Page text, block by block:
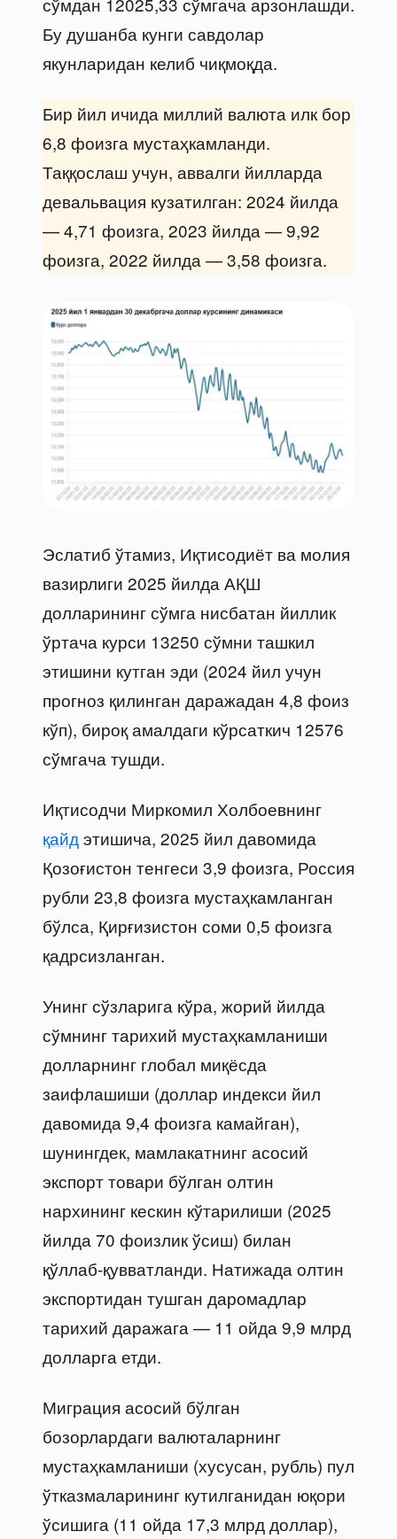
Бу душанба кунги савдолар
якунларидан келиб чиқмоқда.
Бир йил ичида миллий валюта илк бор
6,8 фоизга мустаҳкамланди.
Таққослаш учун, аввалги йилларда
девальвация кузатилган: 2024 йилда
— 4,71 фоизга, 2023 йилда — 9,92
фоизга, 2022 йилда — 3,58 фоизга.
Эслатиб ўтамиз, Иқтисодиёт ва молия
вазирлиги 2025 йилда АҚШ
долларининг сўмга нисбатан йиллик
ўртача курси 13250 сўмни ташкил
этишини кутган эди (2024 йил учун
прогноз қилинган даражадан 4,8 фоиз
кўп), бироқ амалдаги кўрсаткич 12576
сўмгача тушди.
Иқтисодчи Миркомил Холбоевнинг
қайдэтишича, 2025 йил давомида
Қозоғистон тенгеси 3,9 фоизга, Россия
рубли 23,8 фоизга мустаҳкамланган
бўлса, Қирғизистон соми 0,5 фоизга
қадрсизланган.
Унинг сўзларига кўра, жорий йилда
сўмнинг тарихий мустаҳкамланиши
долларнинг глобал миқёсда
заифлашиши (доллар индекси йил
давомида 9,4 фоизга камайган),
шунингдек, мамлакатнинг асосий
экспорт товари бўлган олтин
нархининг кескин кўтарилиши (2025
йилда 70 фоизлик ўсиш) билан
қўллаб-қувватланди. Натижада олтин
экспортидан тушган даромадлар
тарихий даражага — 11 ойда 9,9 млрд
долларга етди.
Миграция асосий бўлган
бозорлардаги валюталарнинг
мустаҳкамланиши (хусусан, рубль) пул
ўтказмаларининг кутилганидан юқори
ўсишига (11 ойда 17,3 млрд доллар),